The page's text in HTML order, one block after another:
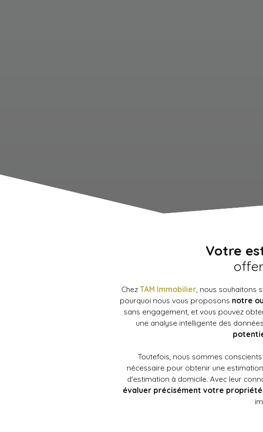
Votre
Chez TAM Immobilier, nous souhaitons
pourquoi nous vous proposons notre
sans engagement, et vous pouvez
une analyse intelligente des
Toutefois, nous sommes
nécessaire pour obtenir une
d'estimation à domicile. Avec leur
évaluer précisément votre propriété